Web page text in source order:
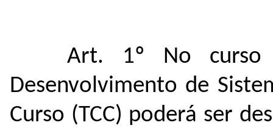
Art. 1º No curso
Desenvolvimento de
Curso (TCC) poderá ser